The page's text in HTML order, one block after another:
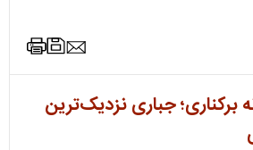
برکناری؛ جباری نزدیک‌ترین